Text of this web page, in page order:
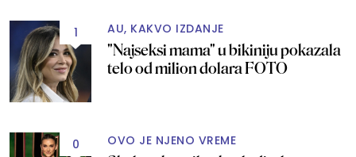
1 AU, KAKVO IZDANJE
"Najseksi mama" u bikiniju pokazala
telo od milion dolara FOTO
0 OVO JE NJENO VREME